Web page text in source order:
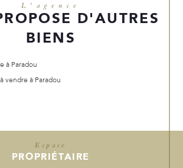
L'agence
D'AUTRES
BIENS
à Paradou
vendre à Paradou
Espace
PROPRIÉTAIRE